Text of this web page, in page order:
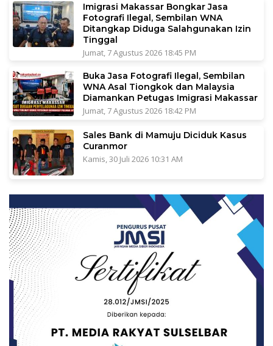
Imigrasi Makassar Bongkar Jasa
Fotografi Ilegal, Sembilan WNA
Ditangkap Diduga Salahgunakan Izin
Tinggal
Jumat, 7 Agustus 2026 18:45 PM
Buka Jasa Fotografi Ilegal, Sembilan
WNA Asal Tiongkok dan Malaysia
Diamankan Petugas Imigrasi Makassar
Jumat, 7 Agustus 2026 18:42 PM
Sales Bank di Mamuju Diciduk Kasus
Curanmor
Kamis, 30 Juli 2026 10:31 AM